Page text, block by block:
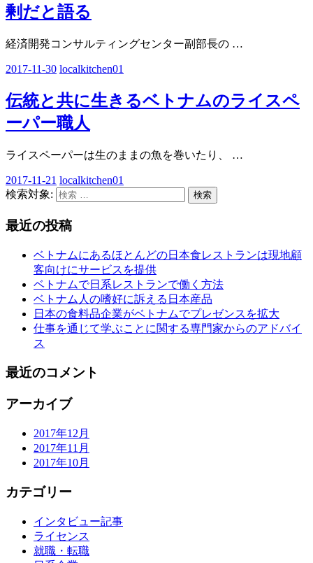
剰だと語る
経済開発コンサルティングセンター副部長の …
2017-11-30 localkitchen01
伝統と共に生きるベトナムのライスペ
ーパー職人
ライスペーパーは生のままの魚を巻いたり、 …
2017-11-21 localkitchen01
検索対象:
検索
最近の投稿
ベトナムにあるほとんどの日本食レストランは現地顧
客向けにサービスを提供
ベトナムで日系レストランで働く方法
ベトナム人の嗜好に訴える日本産品
日本の食料品企業がベトナムでプレゼンスを拡大
仕事を通じて学ぶことに関する専門家からのアドバイ
ス
最近のコメント
アーカイブ
2017年12月
2017年11月
2017年10月
カテゴリー
インタビュー記事
ライセンス
就職・転職